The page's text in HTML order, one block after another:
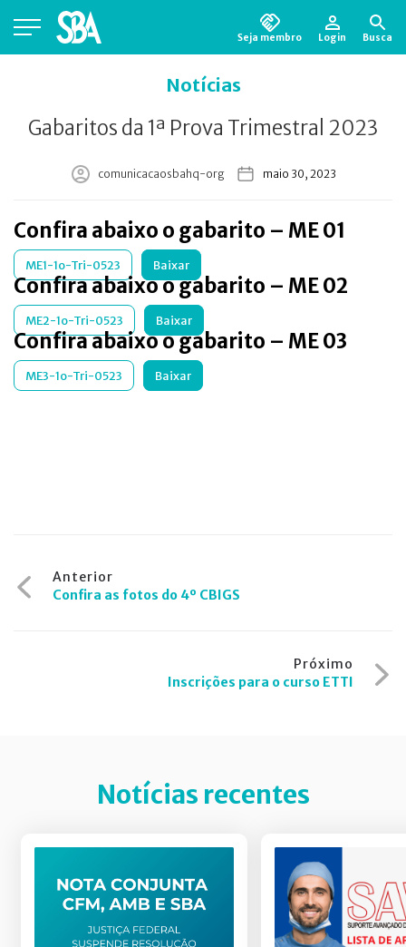
Seja membro Login Busca
Notícias
Gabaritos da 1ª Prova Trimestral 2023
comunicacaosbahq-org maio 30, 2023
Confira abaixo o gabarito – ME 01
ME1-1o-Tri-0523 Baixar
Confira abaixo o gabarito – ME 02
ME2-1o-Tri-0523 Baixar
Confira abaixo o gabarito – ME 03
ME3-1o-Tri-0523 Baixar
Navegação
de
Anterior
Confira as fotos do 4º CBIGS
Próximo
Inscrições para o curso ETTI
Notícias recentes